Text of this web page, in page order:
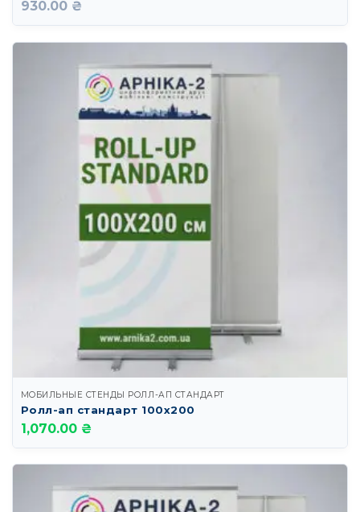
930.00 ₴
МОБИЛЬНЫЕ СТЕНДЫ РОЛЛ-АП СТАНДАРТ
Ролл-ап стандарт 100х200
1,070.00 ₴